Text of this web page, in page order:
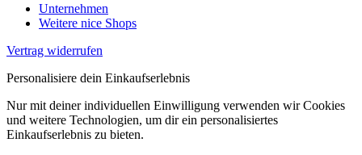
Unternehmen
Weitere nice Shops
Vertrag widerrufen
Personalisiere dein Einkaufserlebnis
Nur mit deiner individuellen Einwilligung verwenden wir Cookies
und weitere Technologien, um dir ein personalisiertes
Einkaufserlebnis zu bieten.